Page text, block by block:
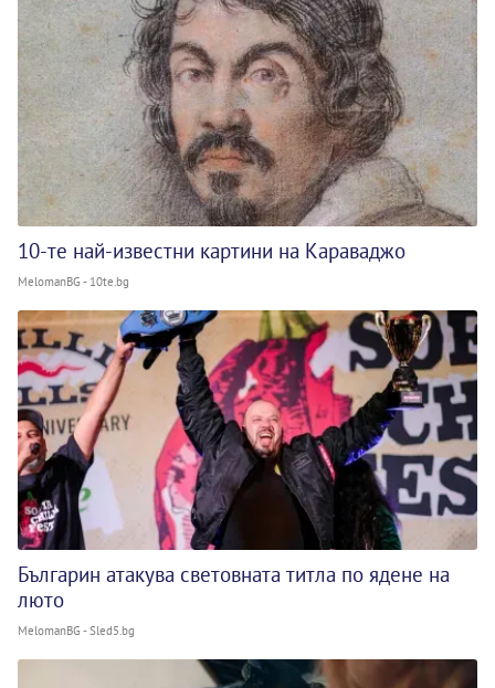
10-те най-известни картини на Караваджо
MelomanBG - 10te.bg
Българин атакува световната титла по ядене на
люто
MelomanBG - Sled5.bg